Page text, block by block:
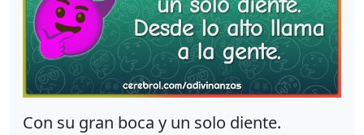
Con su gran boca y un solo diente.